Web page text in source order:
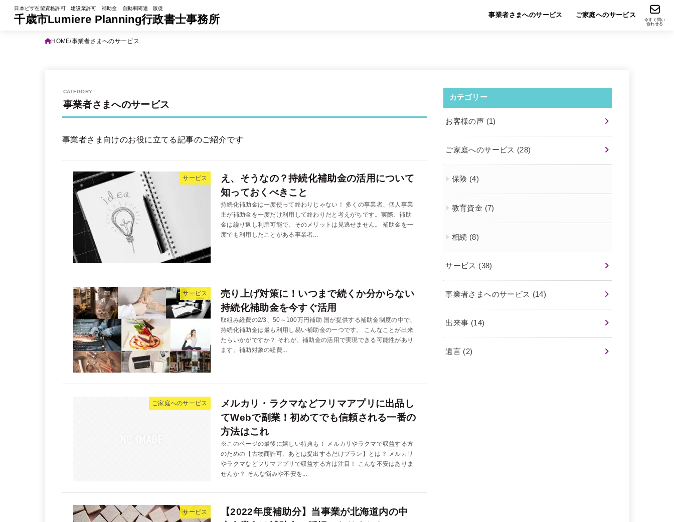
日本ビザ在留資格許可 建設業許可 補助金 自動車関連 販促
千歳市Lumiere Planning行政書士事務所 事業者さまへのサービス ご家庭へのサービス
今すぐ問い
合わせる
HOME 事業者さまへのサービス
事業者さまへのサービス
事業者さま向けのお役に立てる記事のご紹介です
サービス
え、そうなの？持続化補助金の活用について
知っておくべきこと
持続化補助金は一度使って終わりじゃない！ 多くの事業者、個人事業
主が補助金を一度だけ利用して終わりだと考えがちです。実際、補助
金は繰り返し利用可能で、そのメリットは見逃せません。 補助金を一
度でも利用したことがある事業者...
サービス
売り上げ対策に！いつまで続くか分からない
持続化補助金を今すぐ活用
取組み経費の2/3、50～100万円補助 国が提供する補助金制度の中で、
持続化補助金は最も利用し易い補助金の一つです。 こんなことが出来
たらいかがですか？ それが、補助金の活用で実現できる可能性があり
ます。補助対象の経費...
ご家庭へのサービス
メルカリ・ラクマなどフリマアプリに出品し
てWebで副業！初めてでも信頼される一番の
方法はこれ
※このページの最後に嬉しい特典も！ メルカリやラクマで収益する方
のための【古物商許可、あとは提出するだけプラン】とは？ メルカリ
やラクマなどフリマアプリで収益する方は注目！ こんな不安はありま
せんか？ そんな悩みや不安を...
サービス
【2022年度補助分】当事業が北海道内の中
カテゴリー
お客様の声 (1)
ご家庭へのサービス (28)
保険 (4)
教育資金 (7)
相続 (8)
サービス (38)
事業者さまへのサービス (14)
出来事 (14)
遺言 (2)